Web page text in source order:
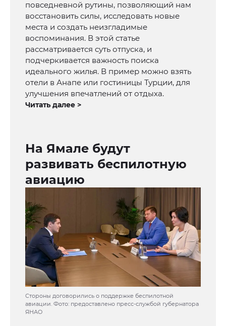
повседневной рутины, позволяющий нам
восстановить силы, исследовать новые
места и создать неизгладимые
воспоминания. В этой статье
рассматривается суть отпуска, и
подчеркивается важность поиска
идеального жилья. В пример можно взять
отели в Анапе или гостиницы Турции, для
улучшения впечатлений от отдыха.
Читать далее >
На Ямале будут
развивать беспилотную
авиацию
Стороны договорились о поддержке беспилотной
авиации. Фото: предоставлено пресс-службой губернатора
ЯНАО